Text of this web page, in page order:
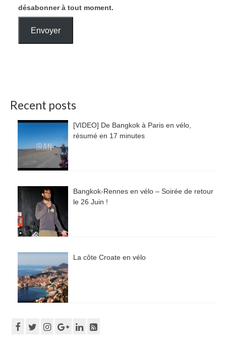
désabonner à tout moment.
Envoyer
Recent posts
[VIDEO] De Bangkok à Paris en vélo,
résumé en 17 minutes
Bangkok-Rennes en vélo – Soirée de retour
le 26 Juin !
La côte Croate en vélo